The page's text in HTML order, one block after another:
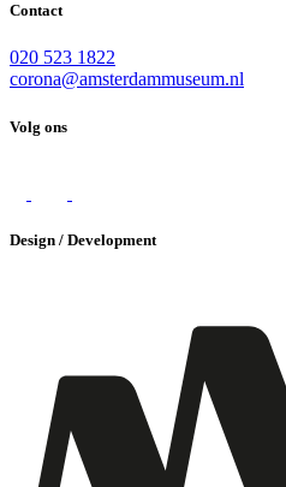
Contact
020 523 1822
corona@amsterdammuseum.nl
Volg ons
Design / Development